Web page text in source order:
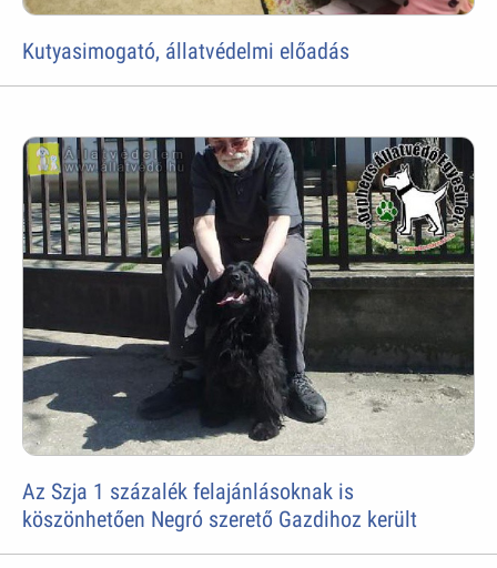
Kutyasimogató, állatvédelmi előadás
Az Szja 1 százalék felajánlásoknak is
köszönhetően Negró szerető Gazdihoz került